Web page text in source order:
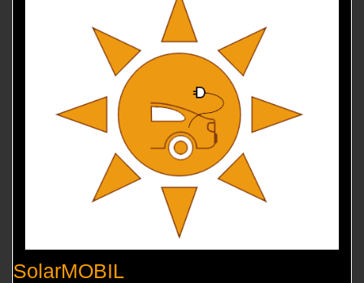
SolarMOBIL